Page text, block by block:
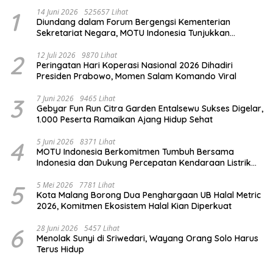
1 14 Juni 2026 525657 Lihat
Diundang dalam Forum Bergengsi Kementerian
Sekretariat Negara, MOTU Indonesia Tunjukkan
2 12 Juli 2026 9870 Lihat
Peringatan Hari Koperasi Nasional 2026 Dihadiri
Presiden Prabowo, Momen Salam Komando Viral
3 7 Juni 2026 9465 Lihat
Gebyar Fun Run Citra Garden Entalsewu Sukses Digelar,
1.000 Peserta Ramaikan Ajang Hidup Sehat
4 5 Juni 2026 8371 Lihat
MOTU Indonesia Berkomitmen Tumbuh Bersama
Indonesia dan Dukung Percepatan Kendaraan Listrik
5 5 Mei 2026 7781 Lihat
Kota Malang Borong Dua Penghargaan UB Halal Metric
2026, Komitmen Ekosistem Halal Kian Diperkuat
6 28 Juni 2026 5457 Lihat
Menolak Sunyi di Sriwedari, Wayang Orang Solo Harus
Terus Hidup